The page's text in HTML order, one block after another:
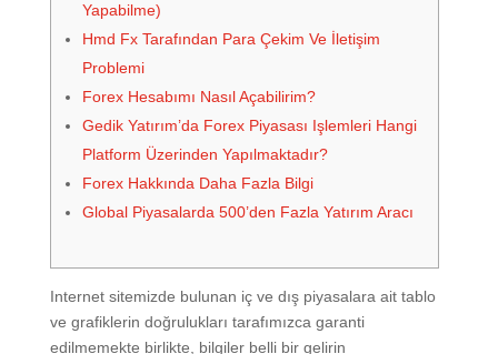
Yapabilme)
Hmd Fx Tarafından Para Çekim Ve İletişim
Problemi
Forex Hesabımı Nasıl Açabilirim?
Gedik Yatırım’da Forex Piyasası Işlemleri Hangi
Platform Üzerinden Yapılmaktadır?
Forex Hakkında Daha Fazla Bilgi
Global Piyasalarda 500’den Fazla Yatırım Aracı
Internet sitemizde bulunan iç ve dış piyasalara ait tablo
ve grafiklerin doğrulukları tarafımızca garanti
edilmemekte birlikte, bilgiler belli bir gelirin